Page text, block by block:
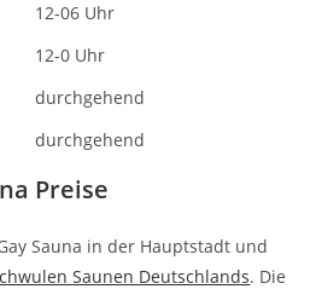
12-06 Uhr
12-0 Uhr
durchgehend
durchgehend
Preise
Sauna in der Hauptstadt und
Saunen Deutschlands. Die